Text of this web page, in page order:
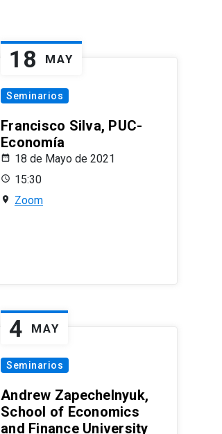
18 MAY
Seminarios
Francisco Silva, PUC-
Economía
18 de Mayo de 2021
15:30
Zoom
4 MAY
Seminarios
Andrew Zapechelnyuk,
School of Economics
and Finance University